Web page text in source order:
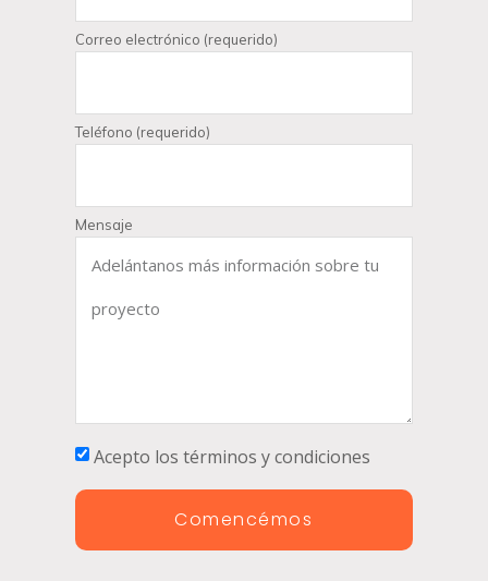
Correo electrónico (requerido)
Teléfono (requerido)
Mensaje
Acepto los términos y condiciones
Comencémos